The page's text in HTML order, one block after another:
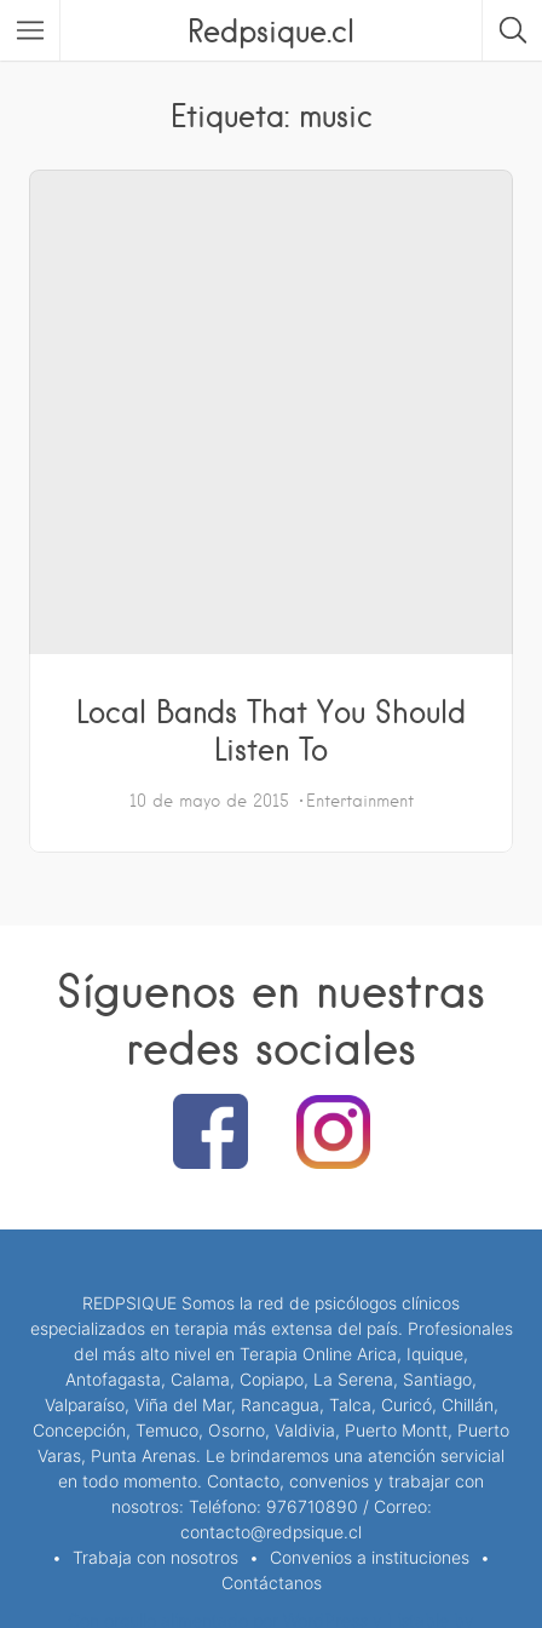
Redpsique.cl
Etiqueta: music
Local Bands That You Should
Listen To
10 de mayo de 2015 Entertainment
Síguenos en nuestras
redes sociales
REDPSIQUE Somos la red de psicólogos clínicos
especializados en terapia más extensa del país. Profesionales
del más alto nivel en Terapia Online Arica, Iquique,
Antofagasta, Calama, Copiapo, La Serena, Santiago,
Valparaíso, Viña del Mar, Rancagua, Talca, Curicó, Chillán,
Concepción, Temuco, Osorno, Valdivia, Puerto Montt, Puerto
Varas, Punta Arenas. Le brindaremos una atención servicial
en todo momento. Contacto, convenios y trabajar con
nosotros: Teléfono: 976710890 / Correo:
contacto@redpsique.cl
Trabaja con nosotros
Convenios a instituciones
Contáctanos